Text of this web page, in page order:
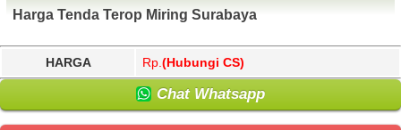
Harga Tenda Terop Miring Surabaya
HARGA Rp. (Hubungi CS)
Chat Whatsapp